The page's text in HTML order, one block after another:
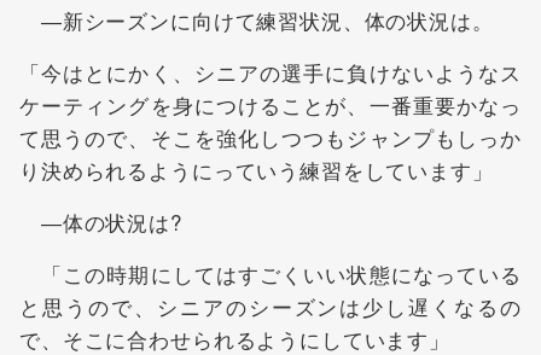
―新シーズンに向けて練習状況、体の状況は。
「今はとにかく、シニアの選手に負けないようなス
ケーティングを身につけることが、一番重要かなっ
て思うので、そこを強化しつつもジャンプもしっか
り決められるようにっていう練習をしています」
―体の状況は?
「この時期にしてはすごくいい状態になっている
と思うので、シニアのシーズンは少し遅くなるの
で、そこに合わせられるようにしています」